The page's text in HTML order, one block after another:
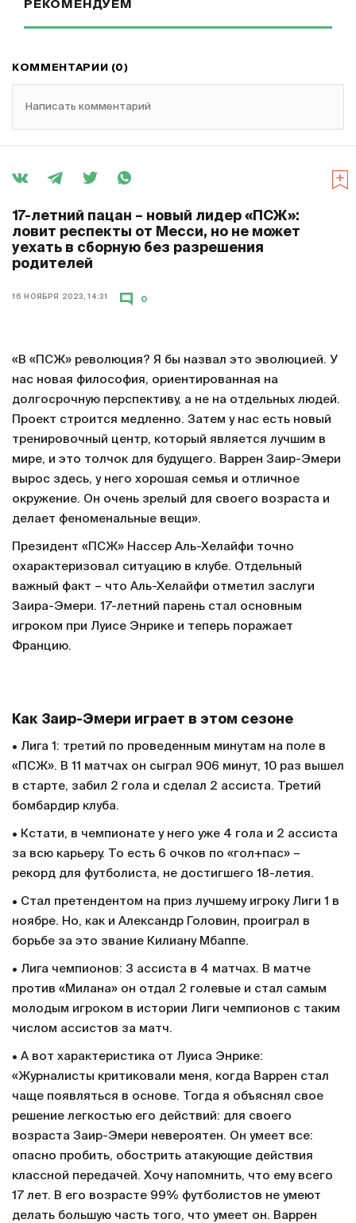
РЕКОМЕНДУЕМ
КОММЕНТАРИИ (0)
Написать комментарий
17-летний пацан – новый лидер «ПСЖ»:
ловит респекты от Месси, но не может
уехать в сборную без разрешения
родителей
16 НОЯБРЯ 2023, 14:31 0
«В «ПСЖ» революция? Я бы назвал это эволюцией. У
нас новая философия, ориентированная на
долгосрочную перспективу, а не на отдельных людей.
Проект строится медленно. Затем у нас есть новый
тренировочный центр, который является лучшим в
мире, и это толчок для будущего. Варрен Заир-Эмери
вырос здесь, у него хорошая семья и отличное
окружение. Он очень зрелый для своего возраста и
делает феноменальные вещи».
Президент «ПСЖ» Нассер Аль-Хелайфи точно
охарактеризовал ситуацию в клубе. Отдельный
важный факт – что Аль-Хелайфи отметил заслуги
Заира-Эмери. 17-летний парень стал основным
игроком при Луисе Энрике и теперь поражает
Францию.
Как Заир-Эмери играет в этом сезоне
• Лига 1: третий по проведенным минутам на поле в
«ПСЖ». В 11 матчах он сыграл 906 минут, 10 раз вышел
в старте, забил 2 гола и сделал 2 ассиста. Третий
бомбардир клуба.
• Кстати, в чемпионате у него уже 4 гола и 2 ассиста
за всю карьеру. То есть 6 очков по «гол+пас» –
рекорд для футболиста, не достигшего 18-летия.
• Стал претендентом на приз лучшему игроку Лиги 1 в
ноябре. Но, как и Александр Головин, проиграл в
борьбе за это звание Килиану Мбаппе.
• Лига чемпионов: 3 ассиста в 4 матчах. В матче
против «Милана» он отдал 2 голевые и стал самым
молодым игроком в истории Лиги чемпионов с таким
числом ассистов за матч.
• А вот характеристика от Луиса Энрике:
«Журналисты критиковали меня, когда Варрен стал
чаще появляться в основе. Тогда я объяснял свое
решение легкостью его действий: для своего
возраста Заир-Эмери невероятен. Он умеет все:
опасно пробить, обострить атакующие действия
классной передачей. Хочу напомнить, что ему всего
17 лет. В его возрасте 99% футболистов не умеют
делать большую часть того, что умеет он. Варрен